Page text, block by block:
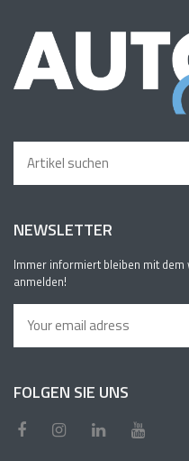
NEWSLETTER
Immer informiert bleiben mit
anmelden!
FOLGEN SIE UNS